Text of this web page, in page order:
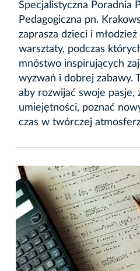
Specjalistyczna Poradnia
Pedagogiczna pn.
zaprasza dzieci i
warsztaty, podczas
mnóstwo inspirujących
wyzwań i dobrej zabawy.
aby rozwijać swoje pasje,
umiejętności, poznać
czas w twórczej